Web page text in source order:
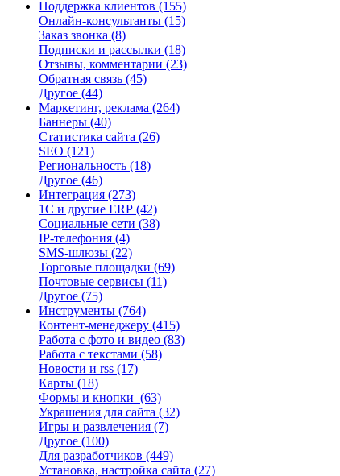
Поддержка клиентов (155)
Онлайн-консультанты (15)
Заказ звонка (8)
Подписки и рассылки (18)
Отзывы, комментарии (23)
Обратная связь (45)
Другое (44)
Маркетинг, реклама (264)
Баннеры (40)
Статистика сайта (26)
SEO (121)
Региональность (18)
Другое (46)
Интеграция (273)
1С и другие ERP (42)
Социальные сети (38)
IP-телефония (4)
SMS-шлюзы (22)
Торговые площадки (69)
Почтовые сервисы (11)
Другое (75)
Инструменты (764)
Контент-менеджеру (415)
Работа с фото и видео (83)
Работа с текстами (58)
Новости и rss (17)
Карты (18)
Формы и кнопки (63)
Украшения для сайта (32)
Игры и развлечения (7)
Другое (100)
Для разработчиков (449)
Установка, настройка сайта (27)